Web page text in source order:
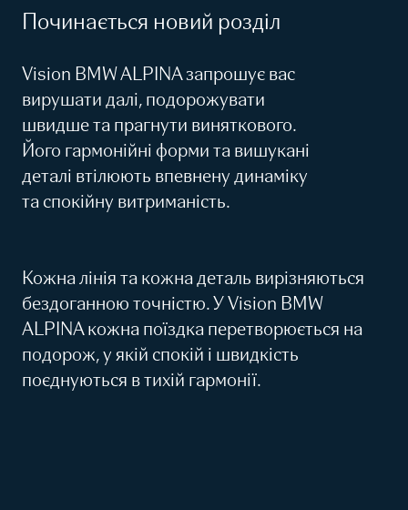
Починається новий розділ
Vision BMW ALPINA запрошує вас
вирушати далі, подорожувати
швидше та прагнути виняткового.
Його гармонійні форми та вишукані
деталі втілюють впевнену динаміку
та спокійну витриманість.
Кожна лінія та кожна деталь вирізняються
бездоганною точністю. У Vision BMW
ALPINA кожна поїздка перетворюється на
подорож, у якій спокій і швидкість
поєднуються в тихій гармонії.